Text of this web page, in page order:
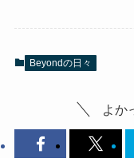
Beyondの日々
よか